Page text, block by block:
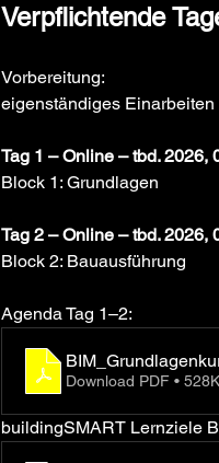
Verpflichtende
Vorbereitung:
eigenständiges
Tag 1 – Online – tbd. 2026,
Block 1: Grundlagen
Tag 2 – Online – tbd. 2026,
Block 2: Bauausführung
Agenda Tag 1–2:
Download PDF •
buildingSMART Lernziele